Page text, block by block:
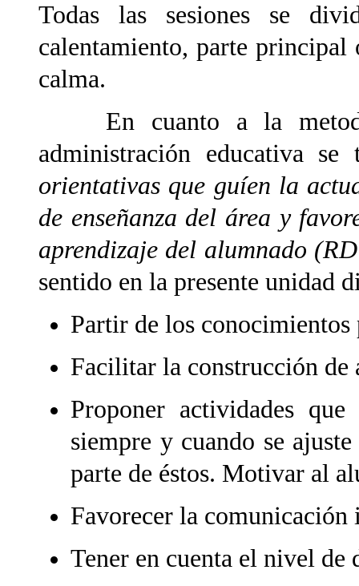
Todas las sesiones se
calentamiento, parte
calma.
En cuanto a la
administración educativa
orientativas que guíen la
de enseñanza del área y
aprendizaje del alumnado
sentido en la presente unidad
Partir de los
Facilitar la construcción
Proponer actividades
siempre y cuando se
parte de éstos. Motivar al
Favorecer la comunicación
Tener en cuenta el nivel